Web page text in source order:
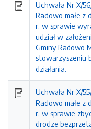
Uchwała Nr X/
Radowo małe z
r. w sprawie
udział w
Gminy Radowo
stowarzyszeniu
działania.
Uchwała Nr X/
Radowo małe z
r. w sprawie
drodze